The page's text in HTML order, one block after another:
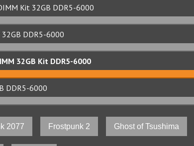
Kit 32GB DDR5-6000
32GB DDR5-6000
32GB Kit DDR5-6000
DDR5-6000
2077 Frostpunk 2 Ghost of Tsushima